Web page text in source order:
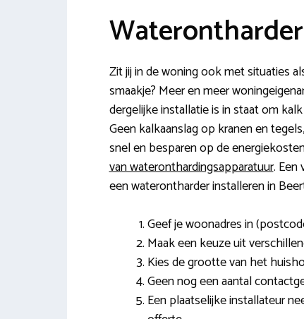
Zit jij in de woning ook met situaties
smaakje? Meer en meer
dergelijke installatie is in staat om
Geen kalkaanslag op kranen en
snel en besparen op de
van wateronthardingsapparatuur. Een
een waterontharder installeren in
Geef je woonadres in
Maak een keuze uit
Kies de grootte van het
Geen nog een aantal
Een plaatselijke installateur